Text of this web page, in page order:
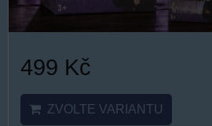
499 Kč
ZVOLTE VARIANTU